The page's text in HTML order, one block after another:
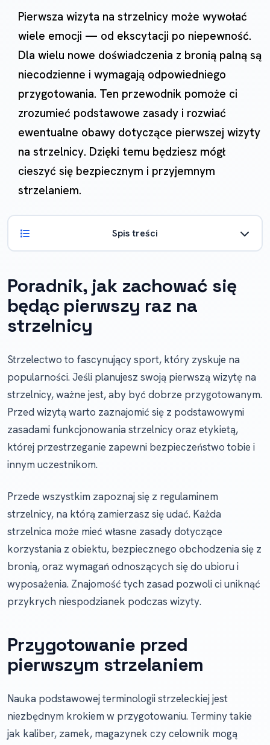
Pierwsza wizyta na strzelnicy może wywołać
wiele emocji — od ekscytacji po niepewność.
Dla wielu nowe doświadczenia z bronią palną są
niecodzienne i wymagają odpowiedniego
przygotowania. Ten przewodnik pomoże ci
zrozumieć podstawowe zasady i rozwiać
ewentualne obawy dotyczące pierwszej wizyty
na strzelnicy. Dzięki temu będziesz mógł
cieszyć się bezpiecznym i przyjemnym
strzelaniem.
Spis treści
Poradnik, jak zachować się
będąc pierwszy raz na
strzelnicy
Strzelectwo to fascynujący sport, który zyskuje na
popularności. Jeśli planujesz swoją pierwszą wizytę na
strzelnicy, ważne jest, aby być dobrze przygotowanym.
Przed wizytą warto zaznajomić się z podstawowymi
zasadami funkcjonowania strzelnicy oraz etykietą,
której przestrzeganie zapewni bezpieczeństwo tobie i
innym uczestnikom.
Przede wszystkim zapoznaj się z regulaminem
strzelnicy, na którą zamierzasz się udać. Każda
strzelnica może mieć własne zasady dotyczące
korzystania z obiektu, bezpiecznego obchodzenia się z
bronią, oraz wymagań odnoszących się do ubioru i
wyposażenia. Znajomość tych zasad pozwoli ci uniknąć
przykrych niespodzianek podczas wizyty.
Przygotowanie przed
pierwszym strzelaniem
Nauka podstawowej terminologii strzeleckiej jest
niezbędnym krokiem w przygotowaniu. Terminy takie
jak kaliber, zamek, magazynek czy celownik mogą